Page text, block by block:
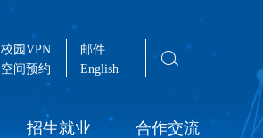
校园VPN
空间预约
邮件
English
招生就业 合作交流